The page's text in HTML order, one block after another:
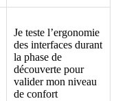
Je teste l’ergonomie
des interfaces durant
la phase de
découverte pour
valider mon niveau
de confort